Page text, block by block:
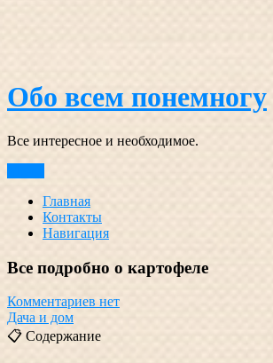
Обо всем понемногу
Все интересное и необходимое.
Главная
Контакты
Навигация
Все подробно о картофеле
Комментариев нет
Дача и дом
📋 Содержание